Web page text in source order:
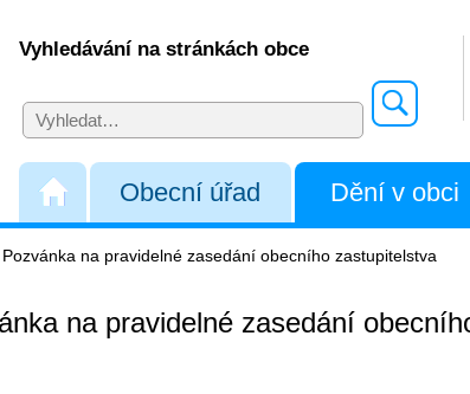
Vyhledávání na stránkách obce
Obecní úřad Dění v obci
Pozvánka na pravidelné zasedání obecního zastupitelstva
na pravidelné zasedání